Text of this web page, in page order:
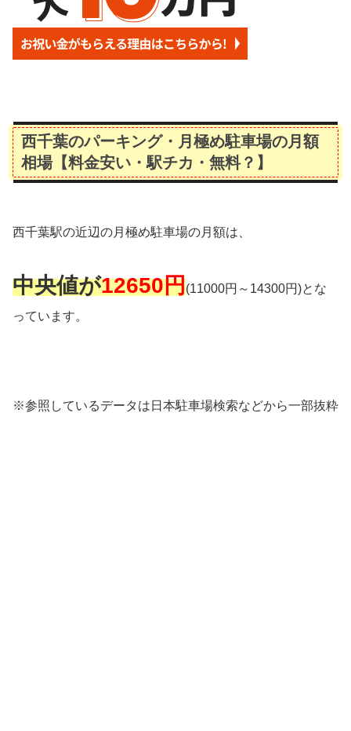
西千葉のパーキング・月極め駐車場の月額
相場【料金安い・駅チカ・無料？】
西千葉駅の近辺の月極め駐車場の月額は、
中央値が12650円(11000円～14300円)とな
っています。
※参照しているデータは日本駐車場検索などから一部抜粋